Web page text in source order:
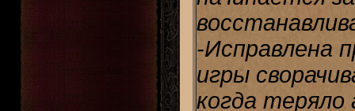
-Исправлена
игры
когда теряло